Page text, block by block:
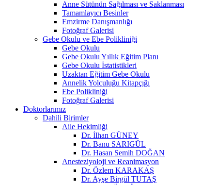
Anne Sütünün Sağılması ve Saklanması
Tamamlayıcı Besinler
Emzirme Danışmanlığı
Fotoğraf Galerisi
Gebe Okulu ve Ebe Polikliniği
Gebe Okulu
Gebe Okulu Yıllık Eğitim Planı
Gebe Okulu İstatistikleri
Uzaktan Eğitim Gebe Okulu
Annelik Yolculuğu Kitapçığı
Ebe Polikliniği
Fotoğraf Galerisi
Doktorlarımız
Dahili Birimler
Aile Hekimliği
Dr. İlhan GÜNEY
Dr. Banu SARIGÜL
Dr. Hasan Semih DOĞAN
Anesteziyoloji ve Reanimasyon
Dr. Özlem KARAKAŞ
Dr. Ayşe Birgül TUTAŞ